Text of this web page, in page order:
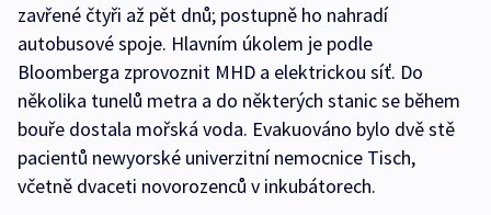
zavřené čtyři až pět dnů; postupně ho nahradí
autobusové spoje. Hlavním úkolem je podle
Bloomberga zprovoznit MHD a elektrickou síť. Do
několika tunelů metra a do některých stanic se během
bouře dostala mořská voda. Evakuováno bylo dvě stě
pacientů newyorské univerzitní nemocnice Tisch,
včetně dvaceti novorozenců v inkubátorech.